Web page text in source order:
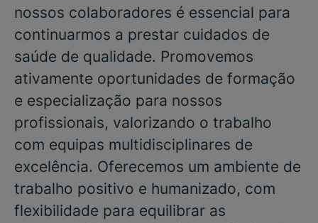
nossos colaboradores é essencial para
continuarmos a prestar cuidados de
saúde de qualidade. Promovemos
ativamente oportunidades de formação
e especialização para nossos
profissionais, valorizando o trabalho
com equipas multidisciplinares de
excelência. Oferecemos um ambiente de
trabalho positivo e humanizado, com
flexibilidade para equilibrar as